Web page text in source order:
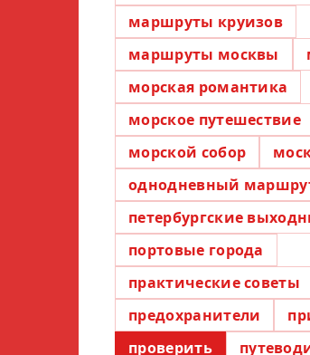
маршруты круизов
маршруты москвы
морская романтика
морское путешествие
морской собор
однодневный
петербургские
портовые города
практические советы
предохранители
проверить